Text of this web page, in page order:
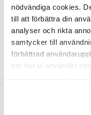
nödvändiga cookies.
till att förbättra din
analyser och rikta
samtycker till
förbättrad
om hur vi använder
Yta:Matt
Material: Harts
1899SEK3303SEK -43%
LÄGG I